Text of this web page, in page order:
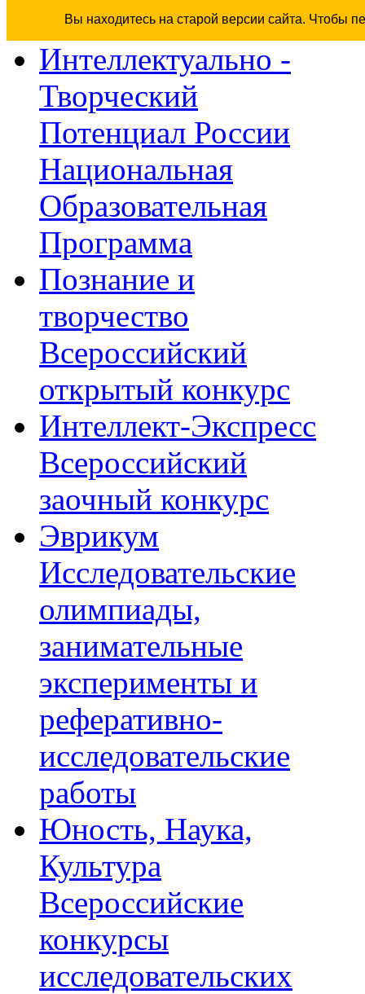
Вы находитесь на старой версии сайта. Чтобы
Интеллектуально -
Творческий
Потенциал России
Национальная
Образовательная
Программа
Познание и
творчество
Всероссийский
открытый конкурс
Интеллект-Экспресс
Всероссийский
заочный конкурс
Эврикум
Исследовательские
олимпиады,
занимательные
эксперименты и
реферативно-
исследовательские
работы
Юность, Наука,
Культура
Всероссийские
конкурсы
исследовательских